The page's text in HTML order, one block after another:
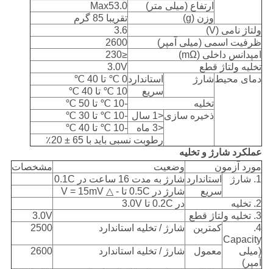
ارتفاع (میلی متر)
Max53.0
وزن (g)
تقریبا 85 گرم
ولتاژ نامی (V)
3.6
ظرفیت اسمی (میلی آمپر)
2600
امپدانس داخلی (mΩ)
≤230
تخلیه ولتاژ قطع
3.0V
دمای محیطشارژ استاندارد0 ℃ تا 40 ℃
سریع
10 ℃ تا 40 ℃
تخلیه
-10 ℃ تا 50 ℃
ذخیره سازی<1 سال
-10 ℃ تا 30 ℃
<3 ماه
-10 ℃ تا 40 ℃
رطوبت نسبی باید با 65 ± 20٪
عملکرد شارژ و تخلیه
مورد آزمون
وضعیت
مشخصات
1. شارژ
استاندارد شارژ به مدت 16 ساعت در 0.1C
سریع
شارژ در 0.5C تا - △ V = 15mV
2. تخلیه
در 0.2C تا 3.0V
3. تخلیه ولتاژ قطع
3.0V
4.
Capacity
(میلی
آمپر)
کمترین شارژ / تخلیه استاندارد 2500
معمول شارژ / تخلیه استاندارد 2600